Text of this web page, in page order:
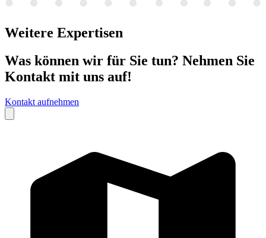
Weitere Expertisen
Was können wir für Sie tun? Nehmen Sie
Kontakt mit uns auf!
Kontakt aufnehmen